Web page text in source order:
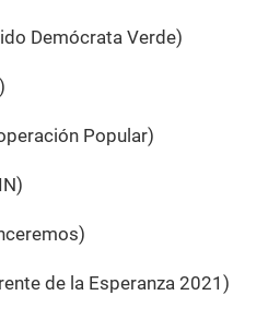
Demócrata Verde)
Popular)
de la Esperanza 2021)